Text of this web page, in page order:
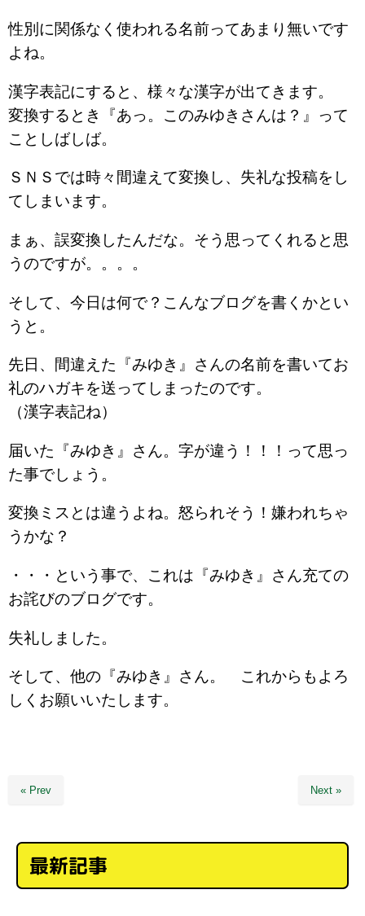
性別に関係なく使われる名前ってあまり無いです
よね。
漢字表記にすると、様々な漢字が出てきます。
変換するとき『あっ。このみゆきさんは？』って
ことしばしば。
ＳＮＳでは時々間違えて変換し、失礼な投稿をし
てしまいます。
まぁ、誤変換したんだな。そう思ってくれると思
うのですが。。。。
そして、今日は何で？こんなブログを書くかとい
うと。
先日、間違えた『みゆき』さんの名前を書いてお
礼のハガキを送ってしまったのです。
（漢字表記ね）
届いた『みゆき』さん。字が違う！！！って思っ
た事でしょう。
変換ミスとは違うよね。怒られそう！嫌われちゃ
うかな？
・・・という事で、これは『みゆき』さん充ての
お詫びのブログです。
失礼しました。
そして、他の『みゆき』さん。 これからもよろ
しくお願いいたします。
« Prev Next »
最新記事